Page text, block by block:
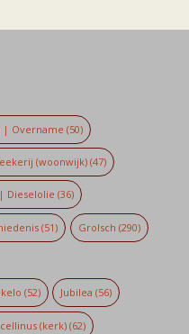
| Overname (50)
(woonwijk) (47)
Dieselolie (36)
(51) Grolsch (290)
(52) Jubilea (56)
(kerk)(62)